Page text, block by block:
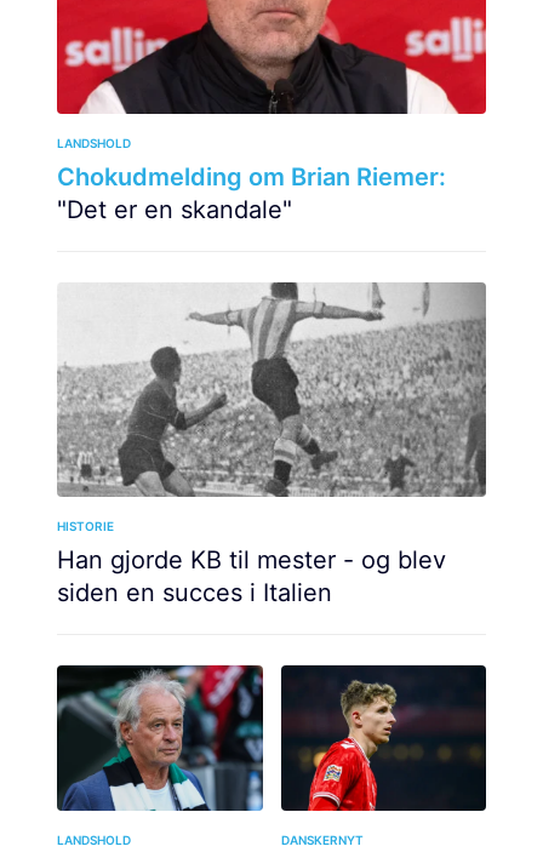
LANDSHOLD
Chokudmelding om Brian Riemer:
"Det er en skandale"
HISTORIE
Han gjorde KB til mester - og blev
siden en succes i Italien
LANDSHOLD DANSKERNYT